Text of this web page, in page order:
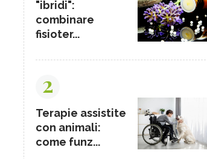
"ibridi":
combinare
fisioter...
2
Terapie assistite
con animali:
come funz...